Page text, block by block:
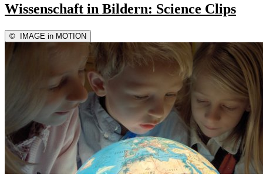
Wissenschaft in Bildern: Science Clips
© IMAGE in MOTION